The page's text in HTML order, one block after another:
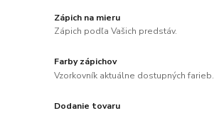
Zápich na mieru
Zápich podľa Vašich predstáv.
Farby zápichov
Vzorkovník aktuálne dostupných farieb.
Dodanie tovaru